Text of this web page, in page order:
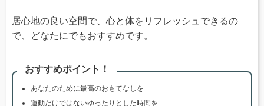
居心地の良い空間で、心と体をリフレッシュできるの
で、どなたにでもおすすめです。
おすすめポイント！
あなたのために最高のおもてなしを
運動だけではないゆったりとした時間を